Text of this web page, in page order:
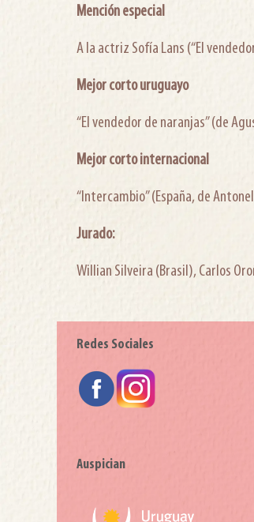
Mención especial
A la actriz Sofía Lans (“El
Mejor corto uruguayo
“El vendedor de naranjas” (de
Mejor corto internacional
“Intercambio” (España, de
Jurado:
Willian Silveira (Brasil), Carlos
Redes Sociales
Auspician